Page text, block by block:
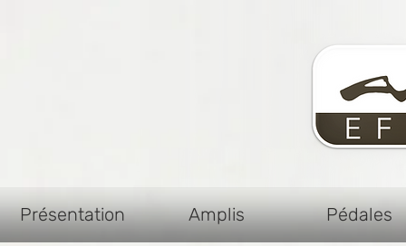
Présentation Amplis Pédales